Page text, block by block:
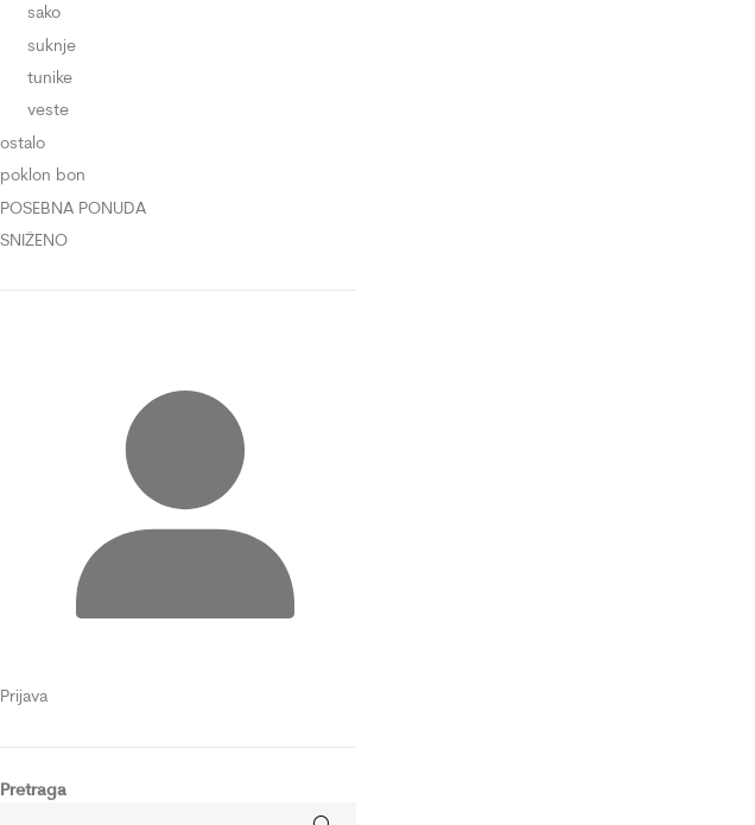
sako
suknje
tunike
veste
ostalo
poklon bon
POSEBNA PONUDA
SNIŽENO
Prijava
Pretraga